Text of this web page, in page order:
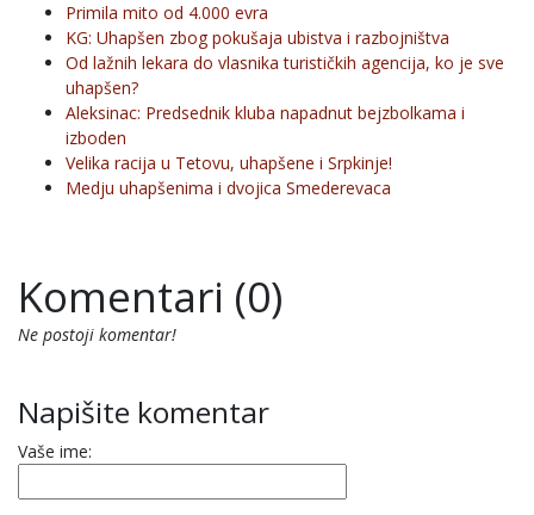
Primila mito od 4.000 evra
KG: Uhapšen zbog pokušaja ubistva i razbojništva
Od lažnih lekara do vlasnika turističkih agencija, ko je sve
uhapšen?
Aleksinac: Predsednik kluba napadnut bejzbolkama i
izboden
Velika racija u Tetovu, uhapšene i Srpkinje!
Medju uhapšenima i dvojica Smederevaca
Komentari (0)
Ne postoji komentar!
Napišite komentar
Vaše ime: